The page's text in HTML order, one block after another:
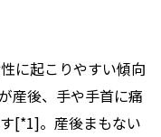
に起こりやすい傾向
産後、手や手首に痛
[*1]。産後まもない